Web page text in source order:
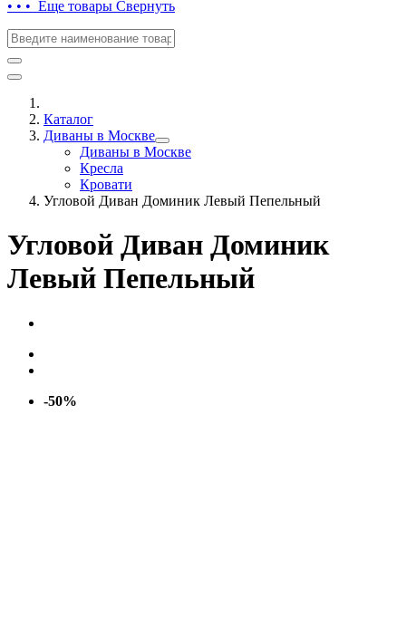
• • • Еще товары Свернуть
Каталог
Диваны в Москве
Диваны в Москве
Кресла
Кровати
Угловой Диван Доминик Левый Пепельный
Угловой Диван Доминик
Левый Пепельный
-50%